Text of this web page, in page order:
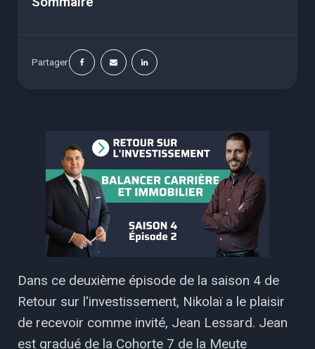
Partager
Dans ce deuxième épisode de la saison 4 de
Retour sur l'investissement, Nikolaï a le plaisir
de recevoir comme invité, Jean Lessard. Jean
est gradué de la Cohorte 7 de la Meute